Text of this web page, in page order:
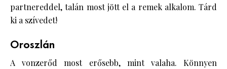
partnereddel, talán most jött el a remek alkalom. Tárd
ki a szívedet!
Oroszlán
A vonzerőd most erősebb, mint valaha. Könnyen